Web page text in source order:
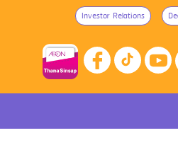
ดูหนังฟรีทุกเดือน 1 สิท
สิทธิ์ ด้วยบัตรเครดิต
VISA
Investor Relations